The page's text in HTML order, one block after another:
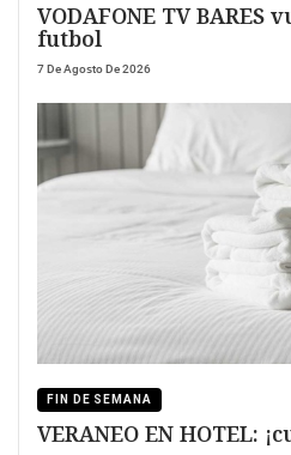
VODAFONE TV BARES
futbol
7 De Agosto De 2026
FIN DE SEMANA
VERANEO EN HOTEL: